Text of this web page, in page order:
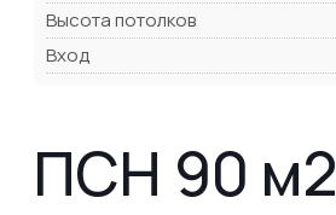
Высота потолков
Вход
ПСН 90 м2